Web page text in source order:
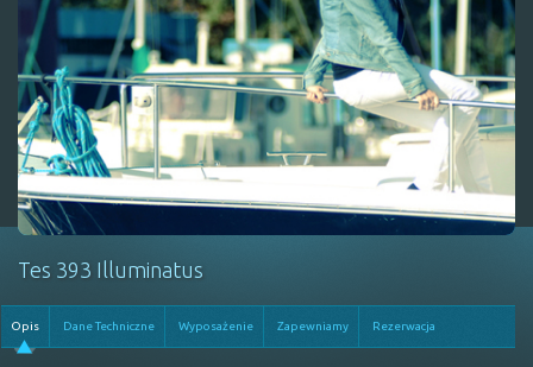
Tes 393 Illuminatus
Opis Dane Techniczne Wyposażenie Zapewniamy Rezerwacja